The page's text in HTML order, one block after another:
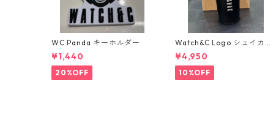
WC Panda キーホルダー
¥1,440
20%OFF
Watch&C Logo シェイカ
ー Web限定10個‼️
¥4,950
10%OFF